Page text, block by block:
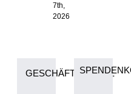
7th,
2026
GESCHÄFTSSTELLE